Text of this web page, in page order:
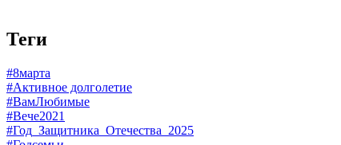
Теги
#8марта
#Активное долголетие
#ВамЛюбимые
#Вече2021
#Год_Защитника_Отечества_2025